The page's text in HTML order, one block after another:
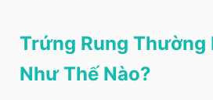
Trứng Rung Thường
Như Thế Nào?